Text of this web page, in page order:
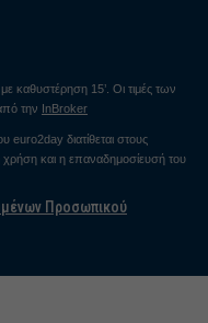
καθυστέρηση 15’. Οι τιμές των
την InBroker
διατίθεται στους
και η επαναδημοσίευσή του
Προσωπικού